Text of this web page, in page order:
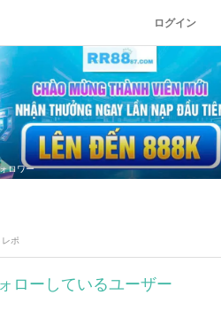
ログイン
ロワー
レポ
ローしているユーザー